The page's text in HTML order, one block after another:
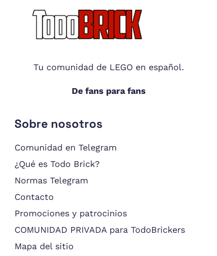
Footer
Tu comunidad de LEGO en español.
De fans para fans
Sobre nosotros
Comunidad en Telegram
¿Qué es Todo Brick?
Normas Telegram
Contacto
Promociones y patrocinios
COMUNIDAD PRIVADA para TodoBrickers
Mapa del sitio